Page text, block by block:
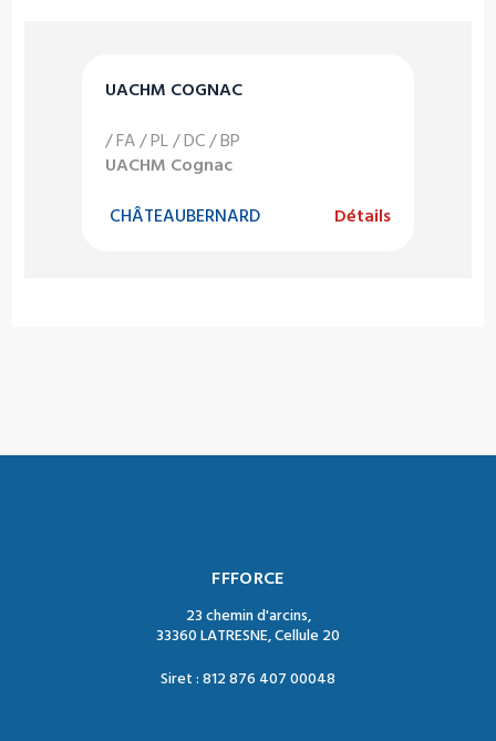
UACHM COGNAC
/ FA / PL / DC / BP
UACHM Cognac
CHÂTEAUBERNARD Détails
FFFORCE
23 chemin d'arcins,
33360 LATRESNE, Cellule 20
Siret : 812 876 407 00048